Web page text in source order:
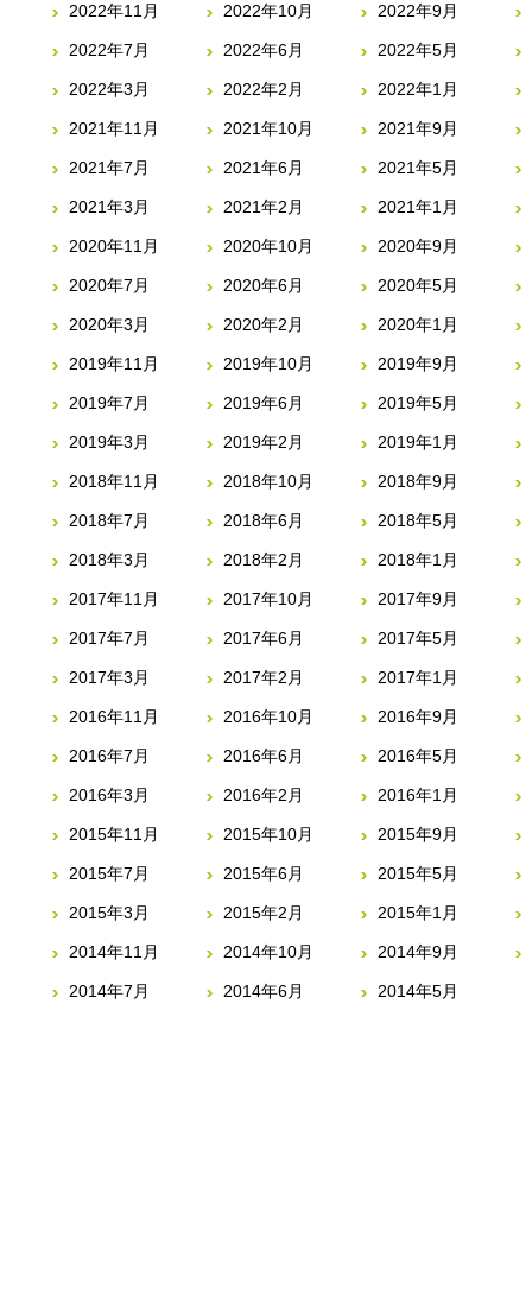
2022年11月 2022年10月 2022年9月
2022年7月 2022年6月 2022年5月
2022年3月 2022年2月 2022年1月
2021年11月 2021年10月 2021年9月
2021年7月 2021年6月 2021年5月
2021年3月 2021年2月 2021年1月
2020年11月 2020年10月 2020年9月
2020年7月 2020年6月 2020年5月
2020年3月 2020年2月 2020年1月
2019年11月 2019年10月 2019年9月
2019年7月 2019年6月 2019年5月
2019年3月 2019年2月 2019年1月
2018年11月 2018年10月 2018年9月
2018年7月 2018年6月 2018年5月
2018年3月 2018年2月 2018年1月
2017年11月 2017年10月 2017年9月
2017年7月 2017年6月 2017年5月
2017年3月 2017年2月 2017年1月
2016年11月 2016年10月 2016年9月
2016年7月 2016年6月 2016年5月
2016年3月 2016年2月 2016年1月
2015年11月 2015年10月 2015年9月
2015年7月 2015年6月 2015年5月
2015年3月 2015年2月 2015年1月
2014年11月 2014年10月 2014年9月
2014年7月 2014年6月 2014年5月